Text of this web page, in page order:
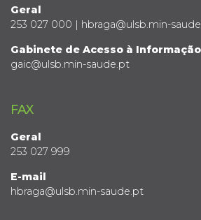
Geral
253 027 000 | hbraga@ulsb.min-
Gabinete de Acesso à
gaic@ulsb.min-saude.pt
FAX
Geral
253 027 999
E-mail
hbraga@ulsb.min-saude.pt